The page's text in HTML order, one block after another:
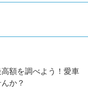
額を調べよう！愛車
か？